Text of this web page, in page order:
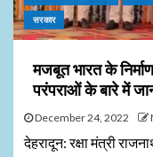
सरकार
मजबूत भारत के
परंपराओं के बारे में
December 24, 2022
देहरादून: रक्षा मंत्री